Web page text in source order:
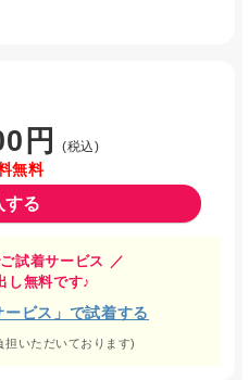
円 (税込)
無料
する
試着サービス ／
し無料です♪
ービス」で試着する
いただいております)